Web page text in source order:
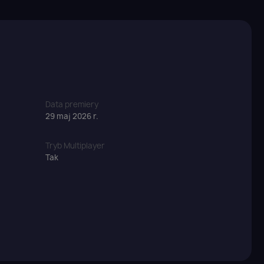
Data premiery
29 maj 2026 r.
Tryb Multiplayer
Tak